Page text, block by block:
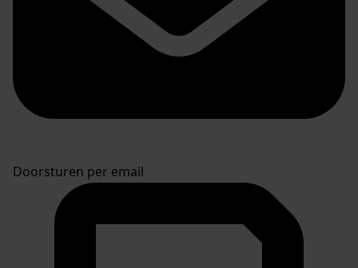
Doorsturen per email